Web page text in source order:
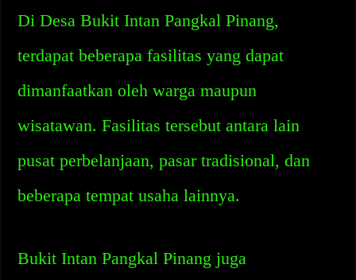
Di Desa Bukit Intan Pangkal Pinang,
terdapat beberapa fasilitas yang dapat
dimanfaatkan oleh warga maupun
wisatawan. Fasilitas tersebut antara lain
pusat perbelanjaan, pasar tradisional, dan
beberapa tempat usaha lainnya.
Bukit Intan Pangkal Pinang juga